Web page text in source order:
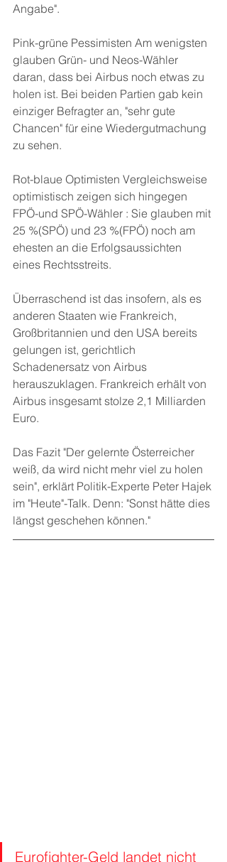
Angabe".
Pink-grüne Pessimisten Am wenigsten
glauben Grün- und Neos-Wähler
daran, dass bei Airbus noch etwas zu
holen ist. Bei beiden Partien gab kein
einziger Befragter an, "sehr gute
Chancen" für eine Wiedergutmachung
zu sehen.
Rot-blaue Optimisten Vergleichsweise
optimistisch zeigen sich hingegen
FPÖ-und SPÖ-Wähler : Sie glauben mit
25 %(SPÖ) und 23 %(FPÖ) noch am
ehesten an die Erfolgsaussichten
eines Rechtsstreits.
Überraschend ist das insofern, als es
anderen Staaten wie Frankreich,
Großbritannien und den USA bereits
gelungen ist, gerichtlich
Schadenersatz von Airbus
herauszuklagen. Frankreich erhält von
Airbus insgesamt stolze 2,1 Milliarden
Euro.
Das Fazit "Der gelernte Österreicher
weiß, da wird nicht mehr viel zu holen
sein", erklärt Politik-Experte Peter Hajek
im "Heute"-Talk. Denn: "Sonst hätte dies
längst geschehen können."
Eurofighter-Geld landet nicht